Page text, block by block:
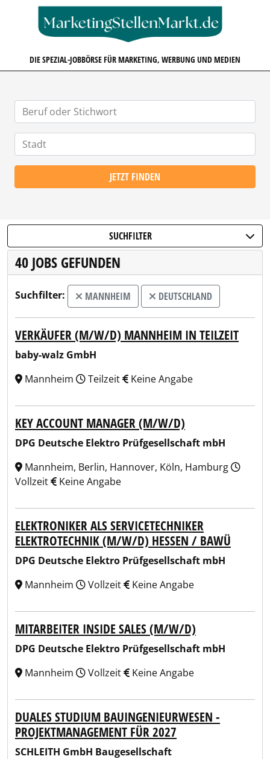
DIE SPEZIAL-JOBBÖRSE FÜR MARKETING, WERBUNG UND MEDIEN
JETZT FINDEN
SUCHFILTER
40 JOBS GEFUNDEN
Suchfilter: MANNHEIM DEUTSCHLAND
VERKÄUFER (M/W/D) MANNHEIM IN TEILZEIT
baby-walz GmbH
Mannheim
Teilzeit Keine Angabe
KEY ACCOUNT MANAGER (M/W/D)
DPG Deutsche Elektro Prüfgesellschaft mbH
Mannheim, Berlin, Hannover, Köln, Hamburg
Vollzeit
Keine Angabe
ELEKTRONIKER ALS SERVICETECHNIKER
ELEKTROTECHNIK (M/W/D) HESSEN / BAWÜ
DPG Deutsche Elektro Prüfgesellschaft mbH
Mannheim
Vollzeit Keine Angabe
MITARBEITER INSIDE SALES (M/W/D)
DPG Deutsche Elektro Prüfgesellschaft mbH
Mannheim
Vollzeit Keine Angabe
DUALES STUDIUM BAUINGENIEURWESEN -
PROJEKTMANAGEMENT FÜR 2027
SCHLEITH GmbH Baugesellschaft